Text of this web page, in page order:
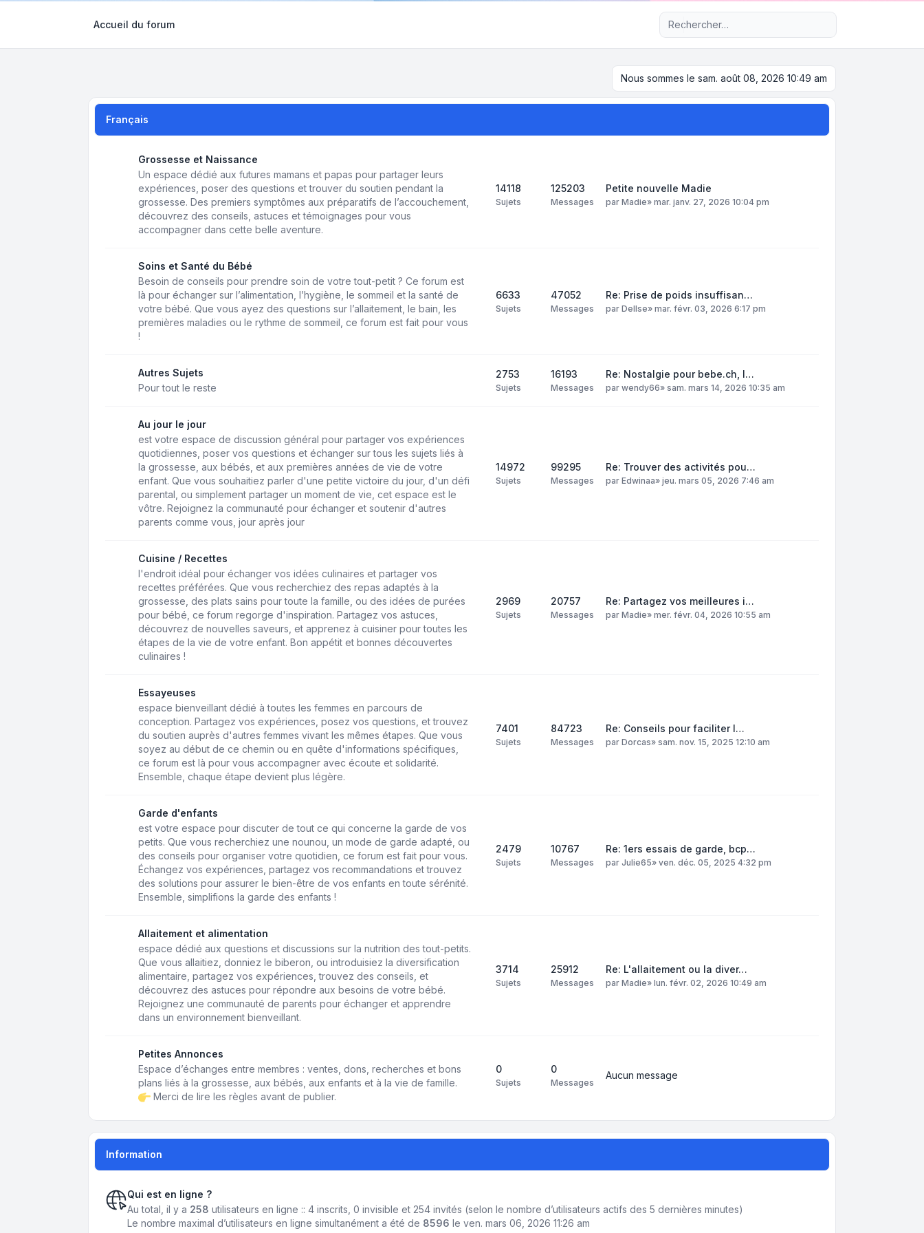
Accueil du forum Recherche avancée
Nous sommes le sam. août 08, 2026 10:49 am
Français
Grossesse et Naissance
Un espace dédié aux futures mamans et papas pour partager leurs
expériences, poser des questions et trouver du soutien pendant la
grossesse. Des premiers symptômes aux préparatifs de l’accouchement,
découvrez des conseils, astuces et témoignages pour vous
accompagner dans cette belle aventure.
14118
Sujets
125203
Messages
Petite nouvelle Madie
par Madie» mar. janv. 27, 2026 10:04 pm
Soins et Santé du Bébé
Besoin de conseils pour prendre soin de votre tout-petit ? Ce forum est
là pour échanger sur l’alimentation, l’hygiène, le sommeil et la santé de
votre bébé. Que vous ayez des questions sur l’allaitement, le bain, les
premières maladies ou le rythme de sommeil, ce forum est fait pour vous
!
6633
Sujets
47052
Messages
Re: Prise de poids insuffisan…
par DelIse» mar. févr. 03, 2026 6:17 pm
Autres Sujets
Pour tout le reste
2753
Sujets
16193
Messages
Re: Nostalgie pour bebe.ch, l…
par wendy66» sam. mars 14, 2026 10:35 am
Au jour le jour
est votre espace de discussion général pour partager vos expériences
quotidiennes, poser vos questions et échanger sur tous les sujets liés à
la grossesse, aux bébés, et aux premières années de vie de votre
enfant. Que vous souhaitiez parler d'une petite victoire du jour, d'un défi
parental, ou simplement partager un moment de vie, cet espace est le
vôtre. Rejoignez la communauté pour échanger et soutenir d'autres
parents comme vous, jour après jour
14972
Sujets
99295
Messages
Re: Trouver des activités pou…
par Edwinaa» jeu. mars 05, 2026 7:46 am
Cuisine / Recettes
l'endroit idéal pour échanger vos idées culinaires et partager vos
recettes préférées. Que vous recherchiez des repas adaptés à la
grossesse, des plats sains pour toute la famille, ou des idées de purées
pour bébé, ce forum regorge d'inspiration. Partagez vos astuces,
découvrez de nouvelles saveurs, et apprenez à cuisiner pour toutes les
étapes de la vie de votre enfant. Bon appétit et bonnes découvertes
culinaires !
2969
Sujets
20757
Messages
Re: Partagez vos meilleures i…
par Madie» mer. févr. 04, 2026 10:55 am
Essayeuses
espace bienveillant dédié à toutes les femmes en parcours de
conception. Partagez vos expériences, posez vos questions, et trouvez
du soutien auprès d'autres femmes vivant les mêmes étapes. Que vous
soyez au début de ce chemin ou en quête d'informations spécifiques,
ce forum est là pour vous accompagner avec écoute et solidarité.
Ensemble, chaque étape devient plus légère.
7401
Sujets
84723
Messages
Re: Conseils pour faciliter l…
par Dorcas» sam. nov. 15, 2025 12:10 am
Garde d'enfants
est votre espace pour discuter de tout ce qui concerne la garde de vos
petits. Que vous recherchiez une nounou, un mode de garde adapté, ou
des conseils pour organiser votre quotidien, ce forum est fait pour vous.
Échangez vos expériences, partagez vos recommandations et trouvez
des solutions pour assurer le bien-être de vos enfants en toute sérénité.
Ensemble, simplifions la garde des enfants !
2479
Sujets
10767
Messages
Re: 1ers essais de garde, bcp…
par Julie65» ven. déc. 05, 2025 4:32 pm
Allaitement et alimentation
espace dédié aux questions et discussions sur la nutrition des tout-petits.
Que vous allaitiez, donniez le biberon, ou introduisiez la diversification
alimentaire, partagez vos expériences, trouvez des conseils, et
découvrez des astuces pour répondre aux besoins de votre bébé.
Rejoignez une communauté de parents pour échanger et apprendre
dans un environnement bienveillant.
3714
Sujets
25912
Messages
Re: L'allaitement ou la diver…
par Madie» lun. févr. 02, 2026 10:49 am
Petites Annonces
Espace d’échanges entre membres : ventes, dons, recherches et bons
plans liés à la grossesse, aux bébés, aux enfants et à la vie de famille.
Merci de lire les règles avant de publier.
0
Sujets
0
Messages
Aucun message
Information
Qui est en ligne ?
Au total, il y a 258 utilisateurs en ligne :: 4 inscrits, 0 invisible et 254 invités (selon le nombre d’utilisateurs actifs des 5 dernières minutes)
Le nombre maximal d’utilisateurs en ligne simultanément a été de 8596 le ven. mars 06, 2026 11:26 am